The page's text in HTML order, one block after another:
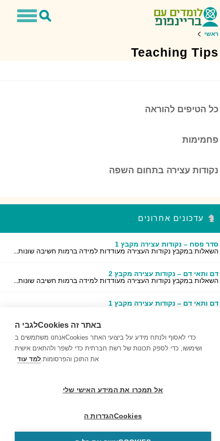
Toggle
Toggle
ראשי
Teaching Tips
כל הטיפים להוראה
פחמימות
נקודות עצירה בתחום השפה
עדכונים אחרונים
סדר פסח – נקודות עצירה מקבץ 1
השאלות במקבץ נקודות העצירה מעודדות למידה ברמות חשיבה שונות...
דם ותאי דם – נקודות עצירה מקבץ 2
השאלות במקבץ נקודות העצירה מעודדות למידה ברמות חשיבה שונות...
דם ותאי דם – נקודות עצירה מקבץ 1
לגבי הCookies באתר זה
אנחנו משתמשים בCookies כדי לאסוף ולנתח מידע על ביצועי האתר
ושימושו, כדי לספק תכונות של רשת חברתית כדי לשפר ולהתאים אישית
את התוכן והפרסומות.למד עוד
אל תמכרו את המידע האישי שלי
הגדרות הCookies